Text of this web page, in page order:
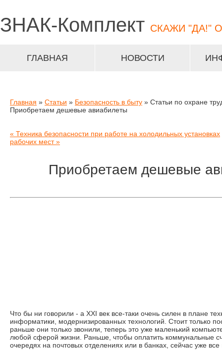
ЗНАК-Комплект СКАЖИ "ДА!"
ГЛАВНАЯ НОВОСТИ
Главная » Статьи » Безопасность в быту » Статьи по охране
Приобретаем дешевые авиабилеты
« Техника безопасности при работе на холодильных установках
рабочих мест »
Приобретаем дешевые
Что бы ни говорили - а XXI век все-таки очень силен в плане
информатики, модернизированных технологий. Стоит только
раньше они только звонили, теперь это уже маленький
любой сферой жизни. Раньше, чтобы оплатить коммунальные
очередях на почтовых отделениях или в банках, сейчас уже